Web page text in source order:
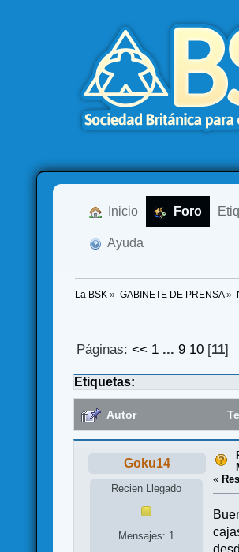
Inicio Foro
Ayuda
La BSK » GABINETE DE PRENSA»
Páginas: << 1 ... 9 10[11]
Etiquetas:
Autor
Goku14
Recien Llegado
Mensajes: 1
«